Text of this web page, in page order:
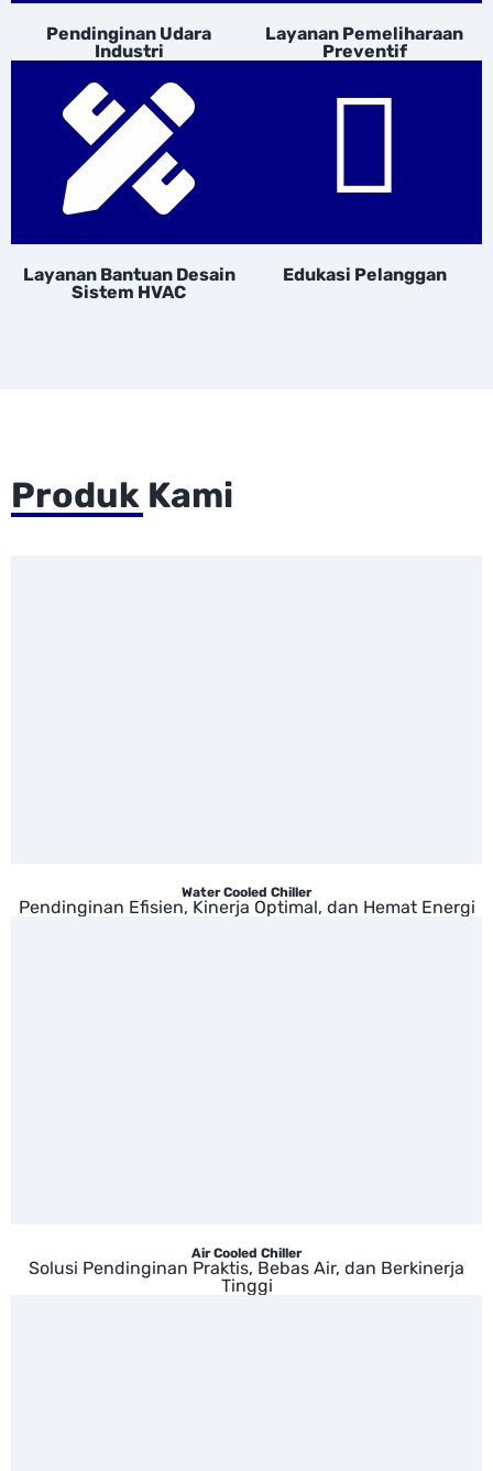
Pendinginan Udara
Industri
Layanan Pemeliharaan
Preventif
Layanan Bantuan Desain
Sistem HVAC
Edukasi Pelanggan
Produk Kami
Water Cooled Chiller
Pendinginan Efisien, Kinerja Optimal, dan Hemat Energi
Air Cooled Chiller
Solusi Pendinginan Praktis, Bebas Air, dan Berkinerja
Tinggi